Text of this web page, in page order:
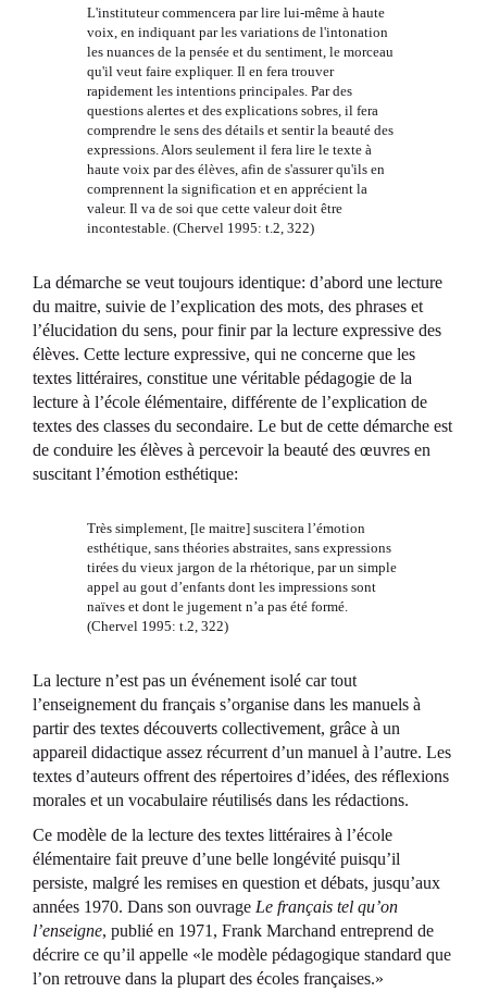
L'instituteur commencera par lire lui-même à haute
voix, en indiquant par les variations de l'intonation
les nuances de la pensée et du sentiment, le morceau
qu'il veut faire expliquer. Il en fera trouver
rapidement les intentions principales. Par des
questions alertes et des explications sobres, il fera
comprendre le sens des détails et sentir la beauté des
expressions. Alors seulement il fera lire le texte à
haute voix par des élèves, afin de s'assurer qu'ils en
comprennent la signification et en apprécient la
valeur. Il va de soi que cette valeur doit être
incontestable. (Chervel 1995: t.2, 322)
La démarche se veut toujours identique: d’abord une lecture
du maitre, suivie de l’explication des mots, des phrases et
l’élucidation du sens, pour finir par la lecture expressive des
élèves. Cette lecture expressive, qui ne concerne que les
textes littéraires, constitue une véritable pédagogie de la
lecture à l’école élémentaire, différente de l’explication de
textes des classes du secondaire. Le but de cette démarche est
de conduire les élèves à percevoir la beauté des œuvres en
suscitant l’émotion esthétique:
Très simplement, [le maitre] suscitera l’émotion
esthétique, sans théories abstraites, sans expressions
tirées du vieux jargon de la rhétorique, par un simple
appel au gout d’enfants dont les impressions sont
naïves et dont le jugement n’a pas été formé.
(Chervel 1995: t.2, 322)
La lecture n’est pas un événement isolé car tout
l’enseignement du français s’organise dans les manuels à
partir des textes découverts collectivement, grâce à un
appareil didactique assez récurrent d’un manuel à l’autre. Les
textes d’auteurs offrent des répertoires d’idées, des réflexions
morales et un vocabulaire réutilisés dans les rédactions.
Ce modèle de la lecture des textes littéraires à l’école
élémentaire fait preuve d’une belle longévité puisqu’il
persiste, malgré les remises en question et débats, jusqu’aux
années 1970. Dans son ouvrage Le français tel qu’on
l’enseigne, publié en 1971, Frank Marchand entreprend de
décrire ce qu’il appelle «le modèle pédagogique standard que
l’on retrouve dans la plupart des écoles françaises.»